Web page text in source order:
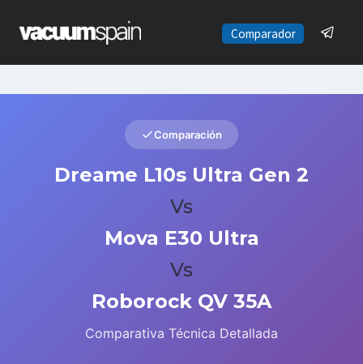
contenido
Comparador
Comparación
Dreame L10s Ultra Gen 2
Vs
Mova E30 Ultra
Vs
Roborock QV 35A
Comparativa Técnica Detallada